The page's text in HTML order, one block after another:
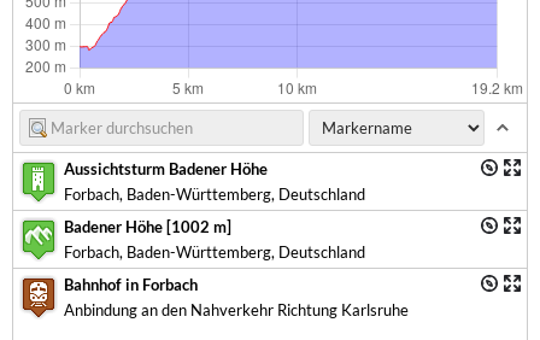
Aussichtsturm Badener Höhe
Forbach, Baden-Württemberg, Deutschland
Badener Höhe [1002 m]
Forbach, Baden-Württemberg, Deutschland
Bahnhof in Forbach
Anbindung an den Nahverkehr Richtung Karlsruhe